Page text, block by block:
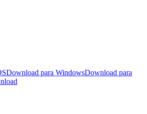
Download para WindowsDownload para